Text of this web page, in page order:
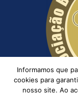
Informamos que
cookies para
nosso site. Ao